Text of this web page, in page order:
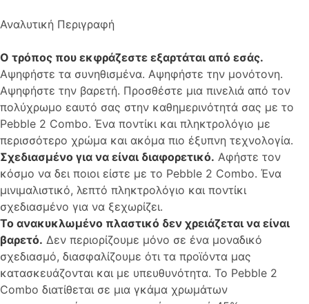
Αναλυτική Περιγραφή
Ο τρόπος που εκφράζεστε εξαρτάται από εσάς.
Αψηφήστε τα συνηθισμένα. Αψηφήστε την μονότονη.
Αψηφήστε την βαρετή. Προσθέστε μια πινελιά από τον
πολύχρωμο εαυτό σας στην καθημερινότητά σας με το
Pebble 2 Combo. Ένα ποντίκι και πληκτρολόγιο με
περισσότερο χρώμα και ακόμα πιο έξυπνη τεχνολογία.
Σχεδιασμένο για να είναι διαφορετικό. Αφήστε τον
κόσμο να δει ποιοι είστε με το Pebble 2 Combo. Ένα
μινιμαλιστικό, λεπτό πληκτρολόγιο και ποντίκι
σχεδιασμένο για να ξεχωρίζει.
Το ανακυκλωμένο πλαστικό δεν χρειάζεται να είναι
βαρετό. Δεν περιορίζουμε μόνο σε ένα μοναδικό
σχεδιασμό, διασφαλίζουμε ότι τα προϊόντα μας
κατασκευάζονται και με υπευθυνότητα. Το Pebble 2
Combo διατίθεται σε μια γκάμα χρωμάτων